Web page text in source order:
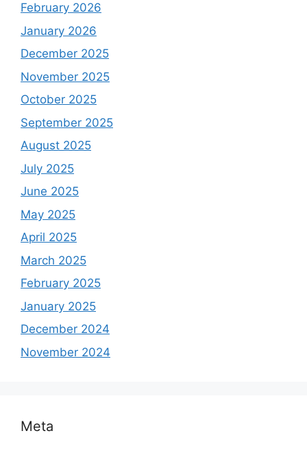
February 2026
January 2026
December 2025
November 2025
October 2025
September 2025
August 2025
July 2025
June 2025
May 2025
April 2025
March 2025
February 2025
January 2025
December 2024
November 2024
Meta